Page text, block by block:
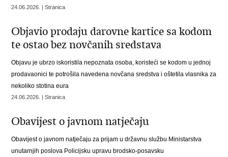
24.06.2026. | Stranica
Objavio prodaju darovne kartice sa kodom
te ostao bez novčanih sredstava
Objavu je ubrzo iskoristila nepoznata osoba, koristeći se kodom u jednoj
prodavaonici te potrošila navedena novčana sredstva i oštetila vlasnika za
nekoliko stotina eura
24.06.2026. | Stranica
Obavijest o javnom natječaju
Obavijest o javnom natječaju za prijam u državnu službu Ministarstva
unutarnjih poslova Policijsku upravu brodsko-posavsku